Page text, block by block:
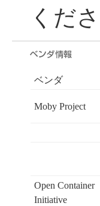
くださ
ベンダ
Moby Project
Open Container
Initiative